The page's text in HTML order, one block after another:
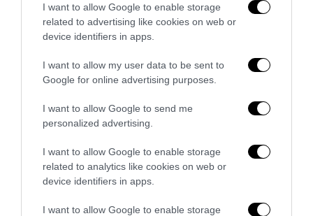
I want to allow Google to enable storage
related to advertising like cookies on web or
device identifiers in apps.
I want to allow my user data to be sent to
Google for online advertising purposes.
I want to allow Google to send me
personalized advertising.
I want to allow Google to enable storage
related to analytics like cookies on web or
device identifiers in apps.
I want to allow Google to enable storage
Piacenza, niente lavoro per chi commemora Acca
Larenzia: la ritorsione ideologica della Prefettura
27 Luglio 2026